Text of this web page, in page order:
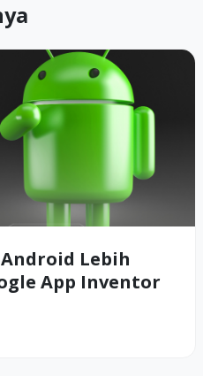
Lebih
App Inventor